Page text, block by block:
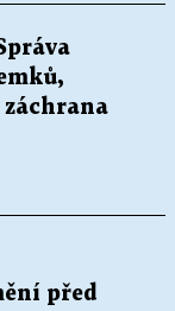
před